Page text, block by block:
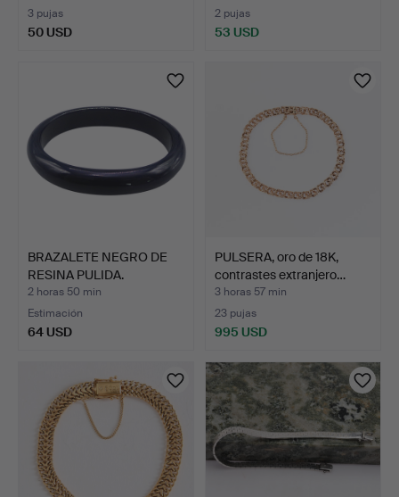
3 pujas
50 USD
2 pujas
53 USD
BRAZALETE NEGRO DE
RESINA PULIDA.
2 horas 50 min
Estimación
64 USD
PULSERA, oro de 18K,
contrastes extranjero…
3 horas 57 min
23 pujas
995 USD